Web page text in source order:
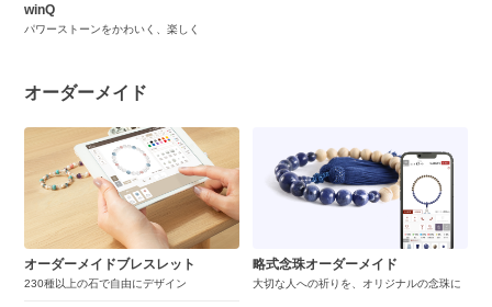
winQ
パワーストーンをかわいく、楽しく
オーダーメイド
オーダーメイドブレスレット
230種以上の石で自由にデザイン
略式念珠オーダーメイド
大切な人への祈りを、オリジナルの念珠に